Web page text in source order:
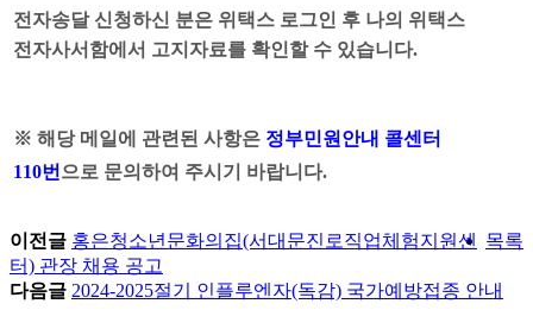
전자송달 신청하신 분은 위택스 로그인 후 나의 위택스
전자사서함에서 고지자료를 확인할 수 있습니다.
※ 해당 메일에 관련된 사항은 정부민원안내 콜센터
110번 으로 문의하여 주시기 바랍니다.
목록
이전글 홍은청소년문화의집(서대문진로직업체험지원센
터) 관장 채용 공고
다음글 2024-2025절기 인플루엔자(독감) 국가예방접종 안내